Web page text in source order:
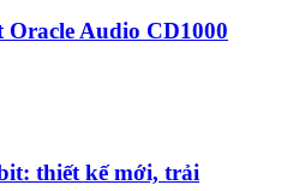
Audio CD1000
thiết kế mới, trải